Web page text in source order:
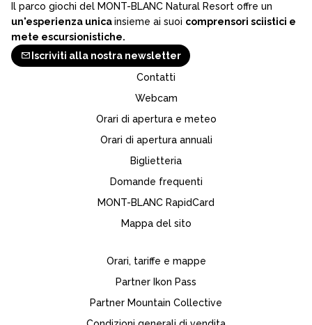
Il parco giochi del MONT-BLANC Natural Resort offre un
un'esperienza unicainsieme ai suoi comprensori sciistici e
mete escursionistiche.
Iscriviti alla nostra newsletter
Contatti
Webcam
Orari di apertura e meteo
Orari di apertura annuali
Biglietteria
Domande frequenti
MONT-BLANC RapidCard
Mappa del sito
Orari, tariffe e mappe
Partner Ikon Pass
Partner Mountain Collective